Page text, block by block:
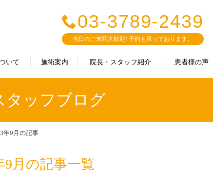
いて 施術案内 院長・スタッフ紹介 患者様の声
03-3789-2439
当日のご来院大歓迎! 予約も承っております。
タッフブログ
年9月の記事
9月の記事一覧